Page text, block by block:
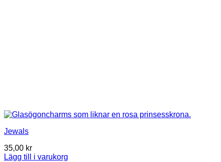
Jewals
35,00 kr
Lägg till i varukorg